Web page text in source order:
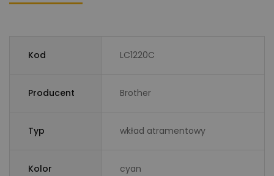
Kod LC1220C
Producent Brother
Typ wkład atramentowy
Kolor cyan